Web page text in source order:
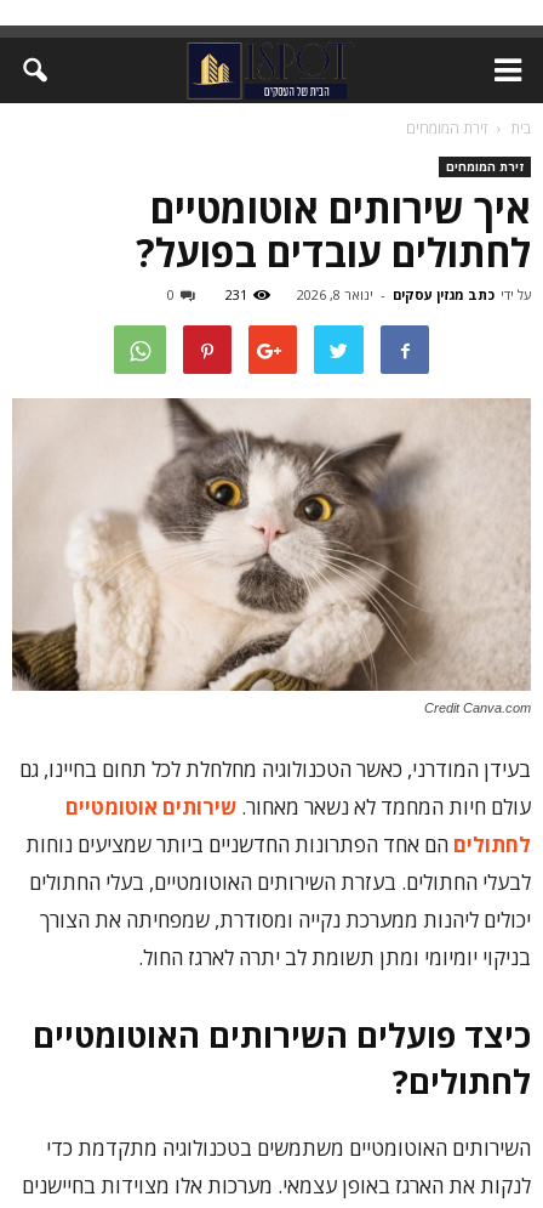
בית זירת המומחים
זירת המומחים
איך שירותים אוטומטיים
לחתולים עובדים בפועל?
על ידי כתב מגזין עסקים - ינואר 8, 2026 231
0
Credit Canva.com
בעידן המודרני, כאשר הטכנולוגיה מחלחלת לכל תחום בחיינו, גם
עולם חיות המחמד לא נשאר מאחור. שירותים אוטומטיים
לחתולים הם אחד הפתרונות החדשניים ביותר שמציעים נוחות
לבעלי החתולים. בעזרת השירותים האוטומטיים, בעלי החתולים
יכולים ליהנות ממערכת נקייה ומסודרת, שמפחיתה את הצורך
בניקוי יומיומי ומתן תשומת לב יתרה לארגז החול.
כיצד פועלים השירותים האוטומטיים
לחתולים?
השירותים האוטומטיים משתמשים בטכנולוגיה מתקדמת כדי
לנקות את הארגז באופן עצמאי. מערכות אלו מצוידות בחיישנים